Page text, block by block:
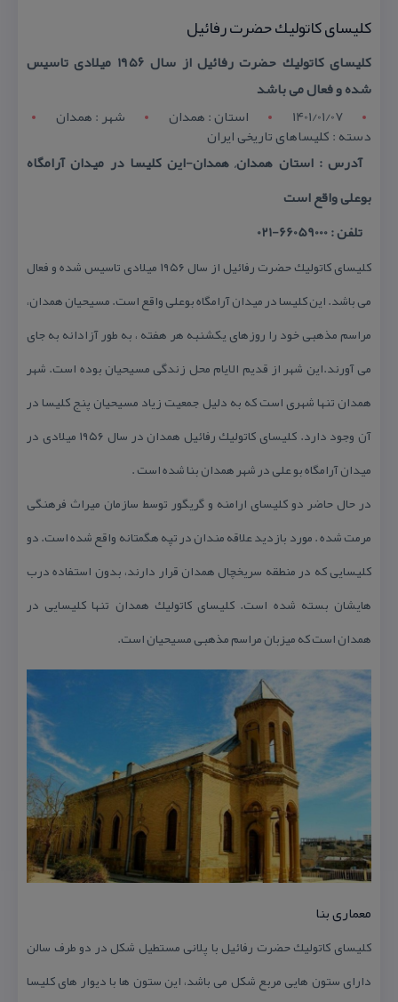
كلیسای كاتولیك حضرت رفائیل
كلیسای كاتولیك حضرت رفائیل از سال ۱۹۵۶ میلادی تاسیس
شده و فعال می باشد
1401/01/07
استان : همدان شهر : همدان
دسته : كلیساهای تاریخی ایران
آدرس : استان همدان, همدان-این كلیسا در میدان آرامگاه
بوعلی واقع است
تلفن : 66059000-021
كلیسای كاتولیك حضرت رفائیل از سال ۱۹۵۶ میلادی تاسیس شده و فعال
می باشد. این كلیسا در میدان آرامگاه بوعلی واقع است. مسیحیان همدان،
مراسم مذهبی خود را روزهای یكشنبه هر هفته ، به طور آزادانه به جای
می آورند.این شهر از قدیم الایام محل زندگی مسیحیان بوده است. شهر
همدان تنها شهری است كه به دلیل جمعیت زیاد مسیحیان پنج كلیسا در
آن وجود دارد. كلیسای كاتولیك رفائیل همدان در سال ۱۹۵۶ میلادی در
میدان آرامگاه بو علی در شهر همدان بنا شده است .
در حال حاضر دو كلیسای ارامنه و گریگور توسط سازمان میراث فرهنگی
مرمت شده . مورد بازدید علاقه مندان در تپه هگمتانه واقع شده است. دو
كلیسایی كه در منطقه سریخچال همدان قرار دارند، بدون استفاده درب
هایشان بسته شده است. كلیسای كاتولیك همدان تنها كلیسایی در
همدان است كه میزبان مراسم مذهبی مسیحیان است.
معماری بنا
كلیسای كاتولیك حضرت رفائیل با پلانی مستطیل شكل در دو طرف سالن
دارای ستون هایی مربع شكل می باشد، این ستون ها با دیوار های كلیسا